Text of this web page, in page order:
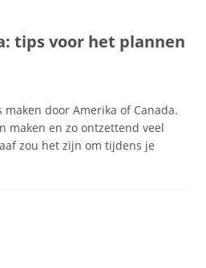
tips voor het plannen
maken door Amerika of Canada.
maken en zo ontzettend veel
zou het zijn om tijdens je